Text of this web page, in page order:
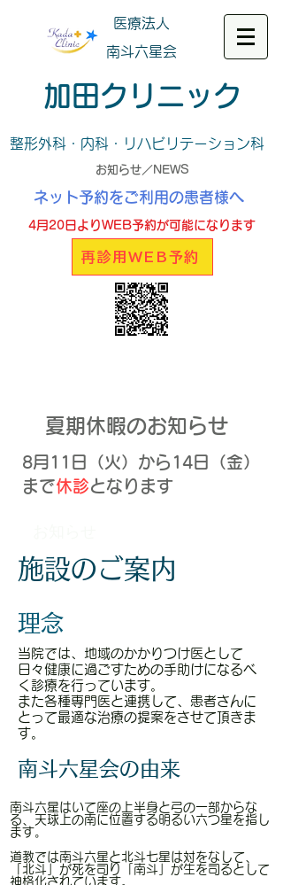
医療法人
南斗六星会
加田クリニック
整形外科・内科・リハビリテーション科
お知らせ／NEWS
ネット予約をご利用の患者様へ
4月20日よりWEB予約が可能になります
再診用WEB予約
​夏期休暇のお知らせ
​8月11日（火）から14日（金）
まで休診となります
施設のご案内
理念
当院では、地域のかかりつけ医として
日々健康に過ごすための手助けになるべ
く診療を行っています。
​また各種専門医と連携して、患者さんに
とって最適な治療の提案をさせて頂きま
す。
南斗六星会の由来
南斗六星はいて座の上半身と弓の一部からな
る、天球上の南に位置する明るい六つ星を指し
ます。
道教では南斗六星と北斗七星は対をなして、
「北斗」が死を司り「南斗」が生を司るとして
神格化されています。